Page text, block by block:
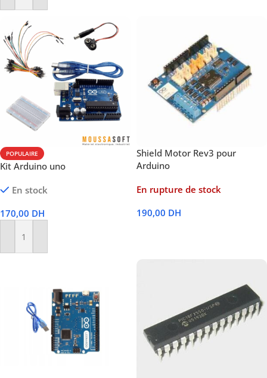
POPULAIRE
Kit Arduino uno
En stock
170,00 DH
Ajouter Au Panier
Shield Motor Rev3 pour
Arduino
En rupture de stock
190,00 DH